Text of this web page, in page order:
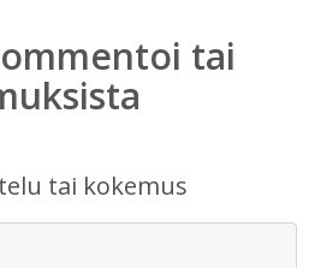
tai
tai kokemus